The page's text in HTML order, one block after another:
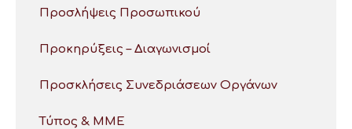
Προσλήψεις Προσωπικού
Προκηρύξεις – Διαγωνισμοί
Προσκλήσεις Συνεδριάσεων Οργάνων
Τύπος & ΜΜΕ